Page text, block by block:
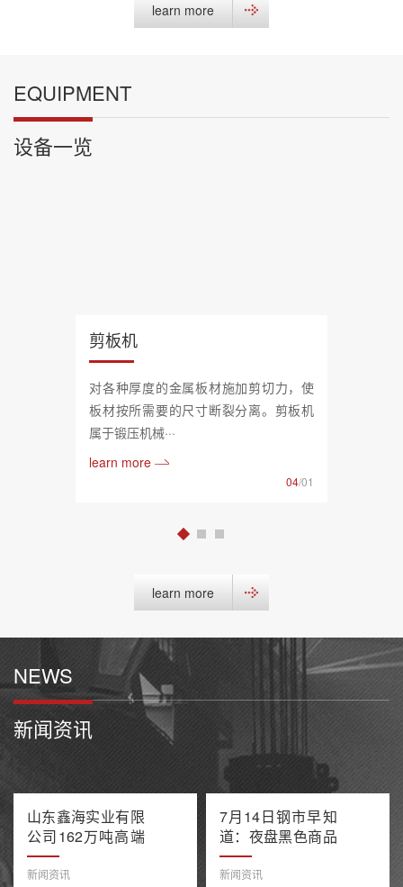
learn more
EQUIPMENT
设备一览
剪板机
对各种厚度的金属板材施加剪切力，使
板材按所需要的尺寸断裂分离。剪板机
属于锻压机械···
learn more
04/01
learn more
NEWS
新闻资讯
山东鑫海实业有限
公司162万吨高端
不锈钢项目产能置
换方案公示
新闻资讯
7月14日钢市早知
道：夜盘黑色商品
多数收跌 阿联酋
油轮在霍尔木兹海
新闻资讯